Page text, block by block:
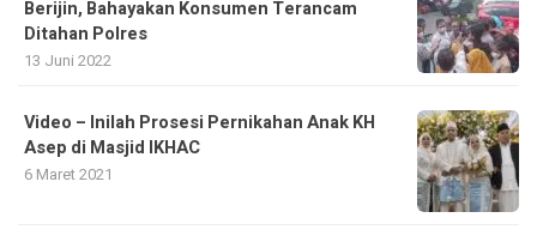
Berijin, Bahayakan Konsumen Terancam
Ditahan Polres
13 Juni 2022
Video – Inilah Prosesi Pernikahan Anak KH
Asep di Masjid IKHAC
6 Maret 2021